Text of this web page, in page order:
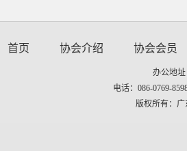
首页 协会介绍 协会会员
办公地
电话：086-0769-
版权所有：